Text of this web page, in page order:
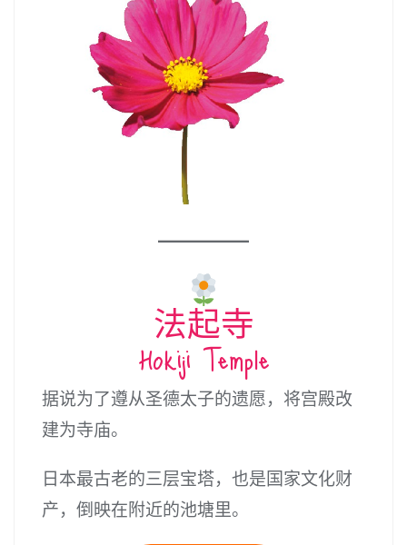
法起寺
Hokiji Temple
据说为了遵从圣德太子的遗愿，将宫殿改
建为寺庙。
日本最古老的三层宝塔，也是国家文化财
产，倒映在附近的池塘里。